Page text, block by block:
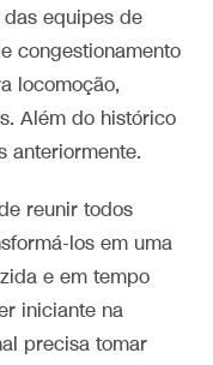
equipes de
congestionamento
locomoção,
Além do histórico
anteriormente.
reunir todos
los em uma
e em tempo
iniciante na
precisa tomar